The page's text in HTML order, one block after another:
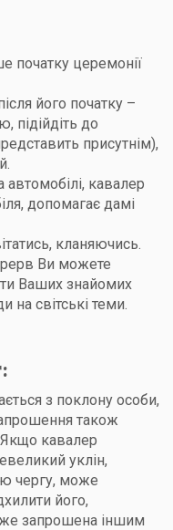
початку церемонії
його початку –
підійдіть до
присутнім),
кавалер
допомагає дамі
кланяючись.
Ви можете
Ваших знайомих
на світські теми.
з поклону особи,
також
кавалер
уклін,
чергу, може
його,
запрошена іншим